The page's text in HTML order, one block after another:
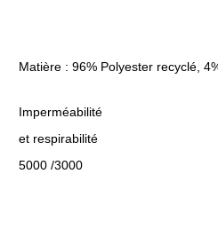
Matière : 96% Polyester recyclé,
Imperméabilité
et respirabilité
5000 /3000